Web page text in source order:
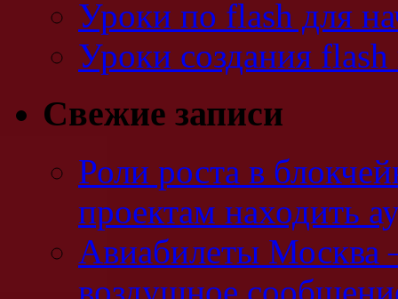
Уроки по flash для
Уроки создания flash
Свежие записи
Роли роста в
проектам находить
Авиабилеты Москва
воздушное